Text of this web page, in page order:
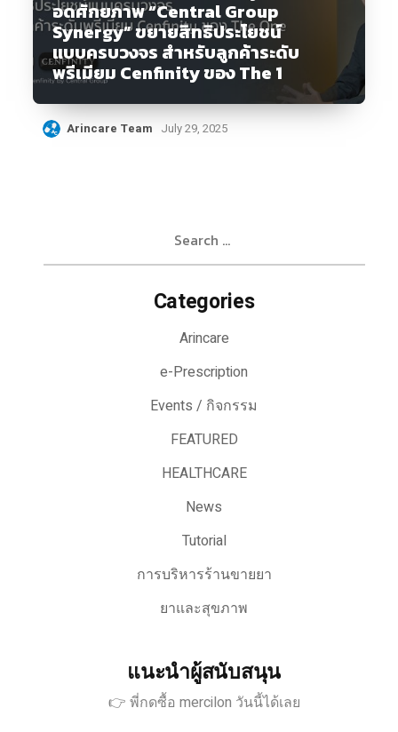
อดศักยภาพ “Central Group
Synergy” ขยายสิทธิประโยชน์
แบบครบวงจร สำหรับลูกค้าระดับ
พรีเมียม Cenfinity ของ The 1
Arincare Team July 29, 2025
Categories
Arincare
e-Prescription
Events / กิจกรรม
FEATURED
HEALTHCARE
News
Tutorial
การบริหารร้านขายยา
ยาและสุขภาพ
แนะนำผู้สนับสนุน
👉 พี่กดซื้อ mercilon วันนี้ได้เลย